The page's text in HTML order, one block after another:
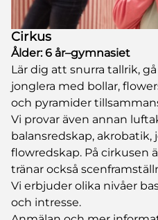
Cirkus
Ålder: 6 år–gymnasiet
Lär dig att snurra tallrik,
jonglera med bollar,
och pyramider
Vi provar även annan
balansredskap, akrobatik,
flowredskap. På cirkusen
tränar också
Vi erbjuder olika nivåer
och intresse.